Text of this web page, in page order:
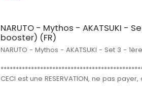
NARUTO - Mythos - AKATSUKI -
booster) (FR)
NARUTO - Mythos - AKATSUKI - Set 3 -
CECI est une RESERVATION, ne pas